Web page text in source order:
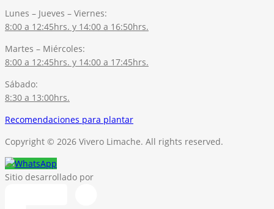
Lunes – Jueves – Viernes:
8:00 a 12:45hrs. y 14:00 a 16:50hrs.
Martes – Miércoles:
8:00 a 12:45hrs. y 14:00 a 17:45hrs.
Sábado:
8:30 a 13:00hrs.
Recomendaciones para plantar
Copyright © 2026 Vivero Limache. All rights reserved.
Sitio desarrollado por